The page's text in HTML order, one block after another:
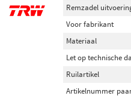
Remzadel
Voor fabrikant
Materiaal
Let op technische
Ruilartikel
Artikelnummer